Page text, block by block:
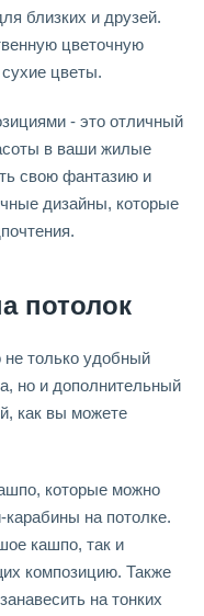
близких и друзей.
цветочную
цветы.
- это отличный
в ваши жилые
свою фантазию и
дизайны, которые
потолок
не только удобный
но и дополнительный
как вы можете
которые можно
на потолке.
кашпо, так и
композицию. Также
на тонких